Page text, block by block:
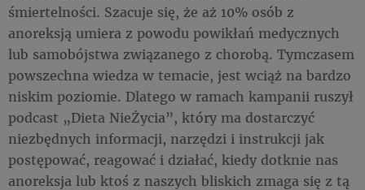
śmiertelności. Szacuje się, że aż 10% osób z
anoreksją umiera z powodu powikłań medycznych
lub samobójstwa związanego z chorobą. Tymczasem
powszechna wiedza w temacie, jest wciąż na bardzo
niskim poziomie. Dlatego w ramach kampanii ruszył
podcast „Dieta NieŻycia”, który ma dostarczyć
niezbędnych informacji, narzędzi i instrukcji jak
postępować, reagować i działać, kiedy dotknie nas
anoreksja lub ktoś z naszych bliskich zmaga się z tą